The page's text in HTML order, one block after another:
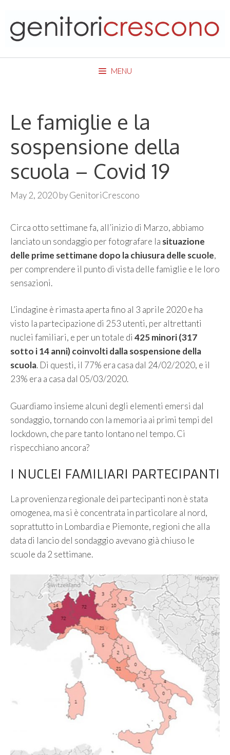
content
MENU
Le famiglie e la
sospensione della
scuola – Covid 19
May 2, 2020byGenitoriCrescono
Circa otto settimane fa, all’inizio di Marzo, abbiamo
lanciato un sondaggio per fotografare la situazione
delle prime settimane dopo la chiusura delle scuole,
per comprendere il punto di vista delle famiglie e le loro
sensazioni.
L’indagine è rimasta aperta fino al 3 aprile 2020 e ha
visto la partecipazione di 253 utenti, per altrettanti
nuclei familiari, e per un totale di 425 minori (317
sotto i 14 anni) coinvolti dalla sospensione della
scuola. Di questi, il 77% era casa dal 24/02/2020, e il
23% era a casa dal 05/03/2020.
Guardiamo insieme alcuni degli elementi emersi dal
sondaggio, tornando con la memoria ai primi tempi del
lockdown, che pare tanto lontano nel tempo. Ci
rispecchiano ancora?
I NUCLEI FAMILIARI PARTECIPANTI
La provenienza regionale dei partecipanti non è stata
omogenea, ma si è concentrata in particolare al nord,
soprattutto in Lombardia e Piemonte, regioni che alla
data di lancio del sondaggio avevano già chiuso le
scuole da 2 settimane.